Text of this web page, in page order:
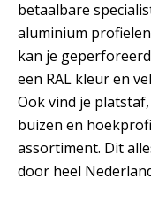
betaalbare
aluminium
kan je
een RAL kleur en
Ook vind je
buizen en
assortiment. Dit
door heel